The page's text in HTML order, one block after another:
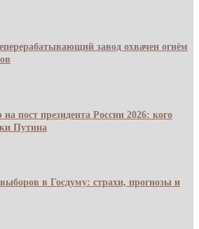
завод охвачен огнём
пост президента России 2026: кого
Путина
в Госдуму: страхи, прогнозы и